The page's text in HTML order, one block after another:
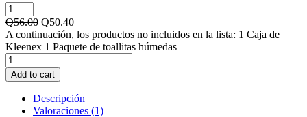
Caja
de
50
unidades
-
1
Unidad
cantidad
Bolsas
-
Ziploc
-
Grande
-
-
26X8X27.3
Centimetros
Q56.00 Original
price
was:
Q50.40Current
price
is:
A continuación, los productos no incluidos en la lista: 1 Caja de
Kleenex 1 Paquete de toallitas húmedas
Lista
Escolar
(2026
Add to cart
Descripción
Valoraciones (1)